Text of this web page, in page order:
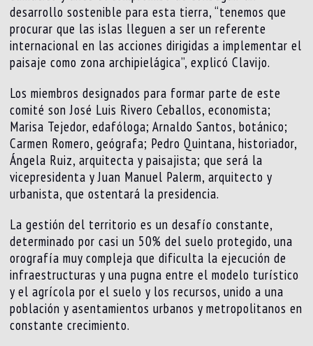
desarrollo sostenible para esta tierra, “tenemos que
procurar que las islas lleguen a ser un referente
internacional en las acciones dirigidas a implementar el
paisaje como zona archipielágica”, explicó Clavijo.
Los miembros designados para formar parte de este
comité son José Luis Rivero Ceballos, economista;
Marisa Tejedor, edafóloga; Arnaldo Santos, botánico;
Carmen Romero, geógrafa; Pedro Quintana, historiador,
Ángela Ruiz, arquitecta y paisajista; que será la
vicepresidenta y Juan Manuel Palerm, arquitecto y
urbanista, que ostentará la presidencia.
La gestión del territorio es un desafío constante,
determinado por casi un 50% del suelo protegido, una
orografía muy compleja que dificulta la ejecución de
infraestructuras y una pugna entre el modelo turístico
y el agrícola por el suelo y los recursos, unido a una
población y asentamientos urbanos y metropolitanos en
constante crecimiento.